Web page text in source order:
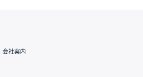
会社案内